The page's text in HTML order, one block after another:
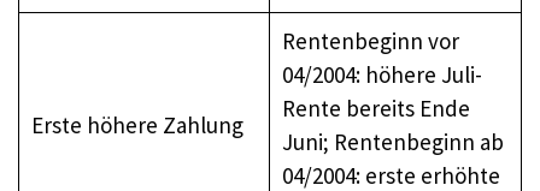
Erste höhere Zahlung
Rentenbeginn vor
04/2004: höhere Juli-
Rente bereits Ende
Juni; Rentenbeginn ab
04/2004: erste erhöhte